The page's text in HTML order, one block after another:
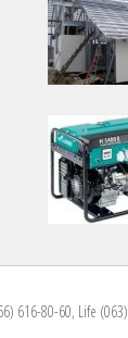
616-80-60, Life